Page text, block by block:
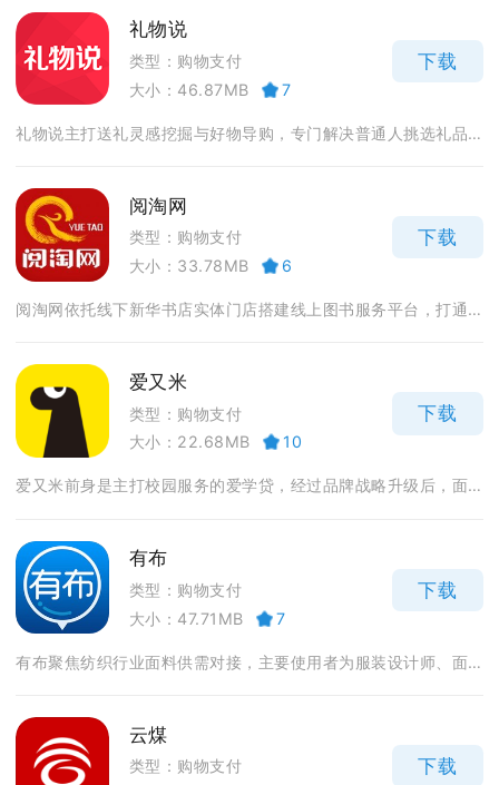
礼物说
类型：购物支付
大小：46.87MB
7
下载
礼物说主打送礼灵感挖掘与好物导购，专门解决普通人挑选礼品...
阅淘网
类型：购物支付
大小：33.78MB
6
下载
阅淘网依托线下新华书店实体门店搭建线上图书服务平台，打通...
爱又米
类型：购物支付
大小：22.68MB
10
下载
爱又米前身是主打校园服务的爱学贷，经过品牌战略升级后，面...
有布
类型：购物支付
大小：47.71MB
7
下载
有布聚焦纺织行业面料供需对接，主要使用者为服装设计师、面...
云煤
类型：购物支付 下载